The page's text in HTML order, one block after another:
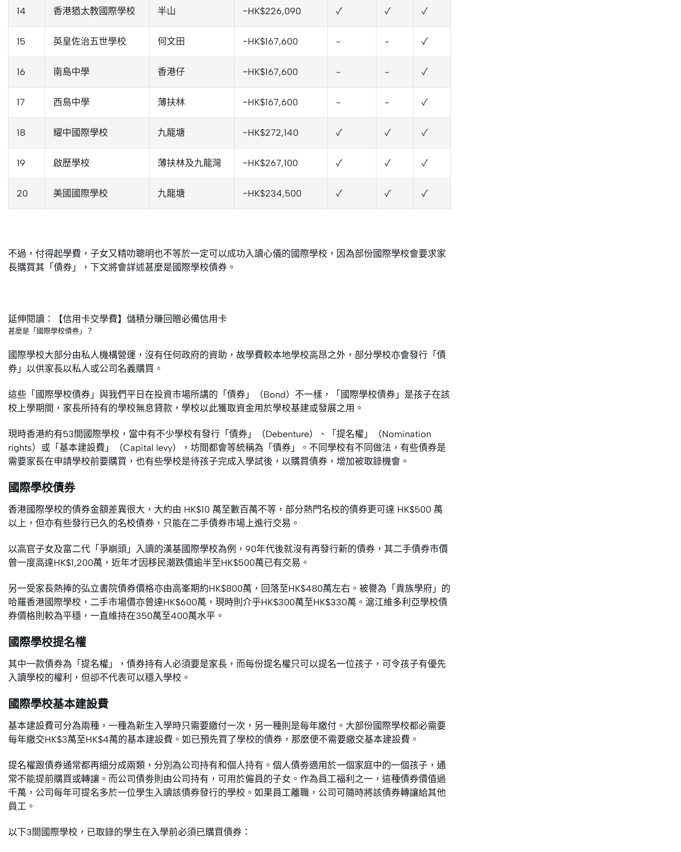
14 香港猶太教國際學校 半山 ~HK$226,090 ✓ ✓ ✓
15 英皇佐治五世學校 何文田 ~HK$167,600 - - ✓
16 南島中學 香港仔 ~HK$167,600 - - ✓
17 西島中學 薄扶林 ~HK$167,600 - - ✓
18 耀中國際學校 九龍塘 ~HK$272,140 ✓ ✓ ✓
19 啟歷學校 薄扶林及九龍灣 ~HK$267,100 ✓ ✓ ✓
20 美國國際學校 九龍塘 ~HK$234,500 ✓ ✓ ✓
不過，付得起學費，子女又精叻聰明也不等於一定可以成功入讀心儀的國際學校，因為部份國際學校會要求家
長購買其「債券」，下文將會詳述甚麼是國際學校債券。
延伸閱讀：【信用卡交學費】儲積分賺回贈必備信用卡
甚麼是「國際學校債券」？
國際學校大部分由私人機構營運，沒有任何政府的資助，故學費較本地學校高昂之外，部分學校亦會發行「債
券」以供家長以私人或公司名義購買。
這些「國際學校債券」與我們平日在投資市場所講的「債券」（Bond）不一樣，「國際學校債券」是孩子在該
校上學期間，家長所持有的學校無息貸款，學校以此獲取資金用於學校基建或發展之用。
現時香港約有53間國際學校，當中有不少學校有發行「債券」（Debenture）、「提名權」（Nomination
rights）或「基本建設費」（Capital levy），坊間都會等統稱為「債券」。不同學校有不同做法，有些債券是
需要家長在申請學校前要購買，也有些學校是待孩子完成入學試後，以購買債券，增加被取錄機會。
國際學校債券
香港國際學校的債券金額差異很大，大約由 HK$10 萬至數百萬不等，部分熱門名校的債券更可達 HK$500 萬
以上，但亦有些發行已久的名校債券，只能在二手債券市場上進行交易。
以高官子女及富二代「爭崩頭」入讀的漢基國際學校為例，90年代後就沒有再發行新的債券，其二手債券市價
曾一度高達HK$1,200萬，近年才因移民潮跌價逾半至HK$500萬已有交易。
另一受家長熱捧的弘立書院債券價格亦由高峯期約HK$800萬，回落至HK$480萬左右。被譽為「貴族學府」的
哈羅香港國際學校，二手市場價亦曾達HK$600萬，現時則介乎HK$300萬至HK$330萬。滬江維多利亞學校債
券價格則較為平穩，一直維持在350萬至400萬水平。
國際學校提名權
其中一款債券為「提名權」，債券持有人必須要是家長，而每份提名權只可以提名一位孩子，可令孩子有優先
入讀學校的權利，但卻不代表可以穩入學校。
國際學校基本建設費
基本建設費可分為兩種，一種為新生入學時只需要繳付一次，另一種則是每年繳付。大部份國際學校都必需要
每年繳交HK$3萬至HK$4萬的基本建設費。如已預先買了學校的債券，那麼便不需要繳交基本建設費。
提名權跟債券通常都再細分成兩類，分別為公司持有和個人持有。個人債劵適用於一個家庭中的一個孩子，通
常不能提前購買或轉讓。而公司債劵則由公司持有，可用於僱員的子女。作為員工福利之一，這種債券價值過
千萬，公司每年可提名多於一位學生入讀該債券發行的學校。如果員工離職，公司可隨時將該債券轉讓給其他
員工。
以下3間國際學校，已取錄的學生在入學前必須已購買債券：